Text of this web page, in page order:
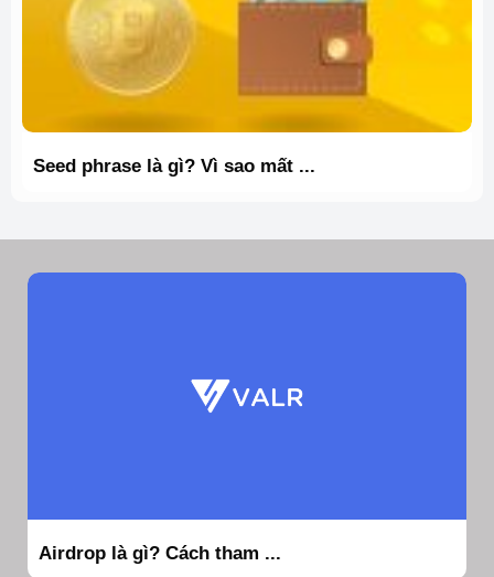
Seed phrase là gì? Vì sao mất ...
Airdrop là gì? Cách tham ...